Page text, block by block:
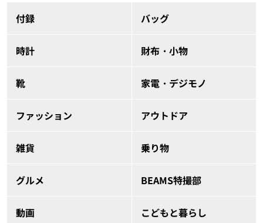
付録 バッグ
時計 財布・小物
靴 家電・デジモノ
ファッション アウトドア
雑貨 乗り物
グルメ BEAMS特撮部
動画 こどもと暮らし